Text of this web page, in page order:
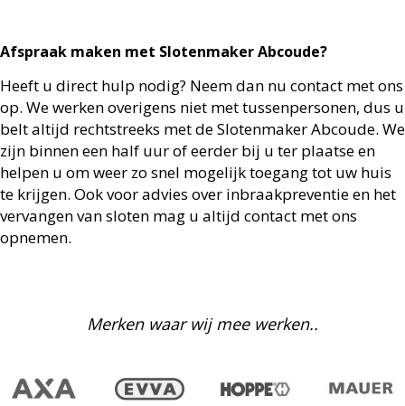
Afspraak maken met Slotenmaker Abcoude?
Heeft u direct hulp nodig? Neem dan nu contact met ons
op. We werken overigens niet met tussenpersonen, dus u
belt altijd rechtstreeks met de Slotenmaker Abcoude. We
zijn binnen een half uur of eerder bij u ter plaatse en
helpen u om weer zo snel mogelijk toegang tot uw huis
te krijgen. Ook voor advies over inbraakpreventie en het
vervangen van sloten mag u altijd contact met ons
opnemen.
Merken waar wij mee werken..